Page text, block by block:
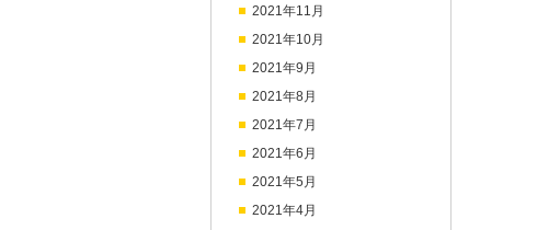
2021年11月
2021年10月
2021年9月
2021年8月
2021年7月
2021年6月
2021年5月
2021年4月